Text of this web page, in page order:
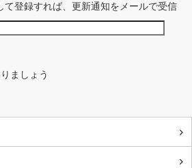
て登録すれば、更新通知をメールで受信
ましょう